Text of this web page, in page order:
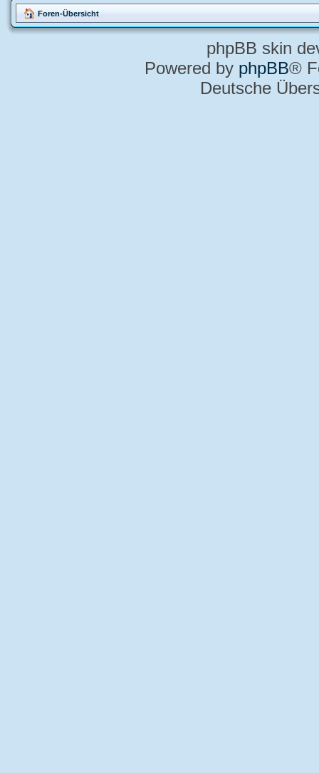
Foren-Übersicht
phpBB skin
Powered by phpBB®
Deutsche